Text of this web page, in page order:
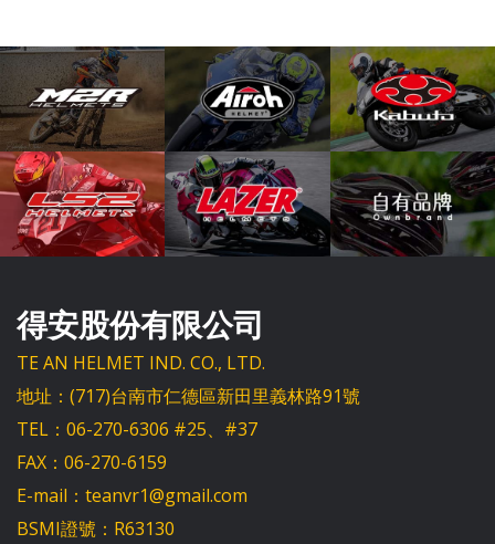
得安股份有限公司
TE AN HELMET IND. CO., LTD.
地址：(717)台南市仁德區新田里義林路91號
TEL：06-270-6306 #25、#37
FAX：06-270-6159
E-mail：teanvr1@gmail.com
BSMI證號：R63130